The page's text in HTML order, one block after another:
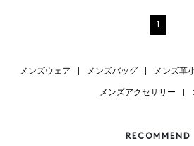
1
メンズウェア メンズバッグ メンズ革
メンズアクセサリー
RECOMMEND